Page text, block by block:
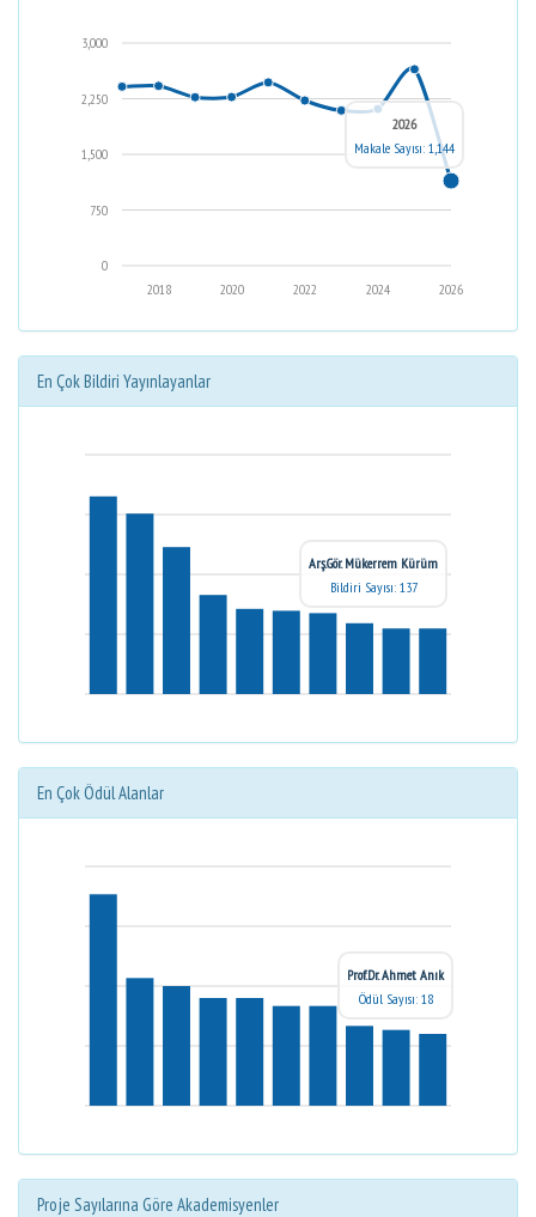
0
750
1,500
2,250
3,000
2026
2024
2022
2020
2018
2026
Makale Sayısı: 1,144
En Çok Bildiri Yayınlayanlar
Arş.Gör. Mükerrem Kürüm
Bildiri Sayısı: 137
En Çok Ödül Alanlar
Prof.Dr. Ahmet Anık
Ödül Sayısı: 18
Proje Sayılarına Göre Akademisyenler